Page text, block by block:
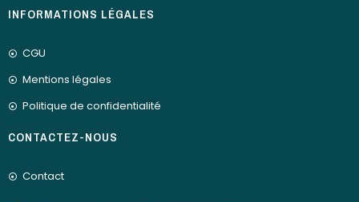
INFORMATIONS LÉGALES
CGU
Mentions légales
Politique de confidentialité
CONTACTEZ-NOUS
Contact